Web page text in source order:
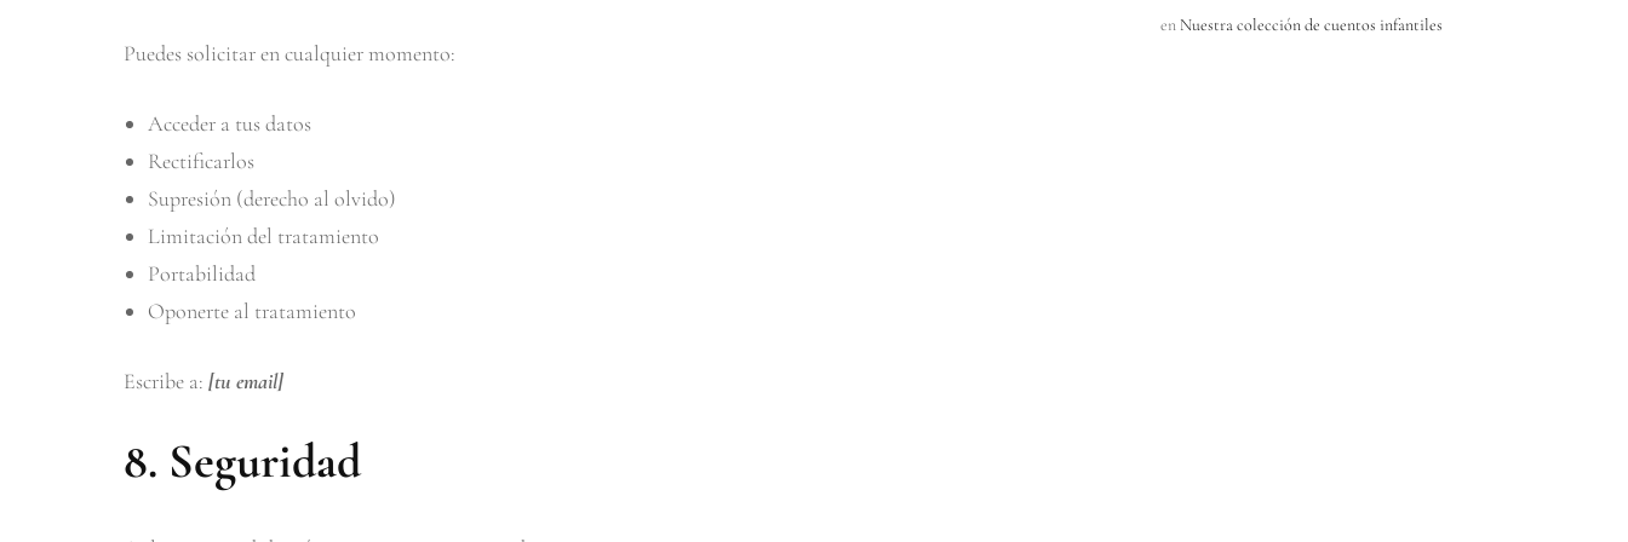
Puedes solicitar en cualquier momento:
Acceder a tus datos
Rectificarlos
Supresión (derecho al olvido)
Limitación del tratamiento
Portabilidad
Oponerte al tratamiento
Escribe a: [tu email]
8. Seguridad
en Nuestra colección de cuentos infantiles